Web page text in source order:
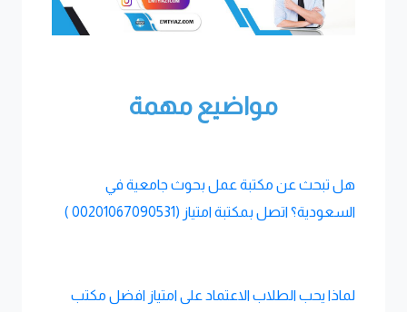
مواضيع مهمة
هل تبحث عن مكتبة عمل بحوث جامعية في
السعودية؟ اتصل بمكتبة امتياز (00201067090531 )
لماذا يحب الطلاب الاعتماد على امتياز افضل مكتب